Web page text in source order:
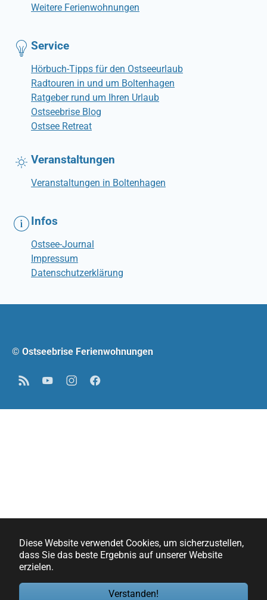
Diese Website verwendet Cookies, um sicherzustellen,
dass Sie das beste Ergebnis auf unserer Website
erzielen.
Verstanden!
Weitere Ferienwohnungen
Service
Hörbuch-Tipps für den Ostseeurlaub
Radtouren in und um Boltenhagen
Ratgeber rund um Ihren Urlaub
Ostseebrise Blog
Ostsee Retreat
Veranstaltungen
Veranstaltungen in Boltenhagen
Infos
Ostsee-Journal
Impressum
Datenschutzerklärung
© Ostseebrise Ferienwohnungen
RSS YouTubeInstagramFacebook